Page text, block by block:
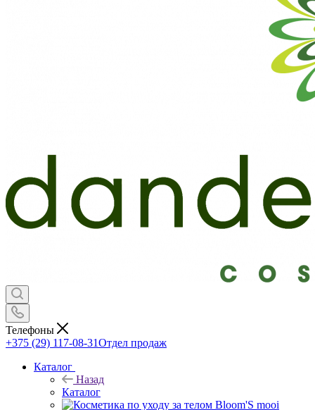
Телефоны
+375 (29) 117-08-31Отдел продаж
Каталог
Назад
Каталог